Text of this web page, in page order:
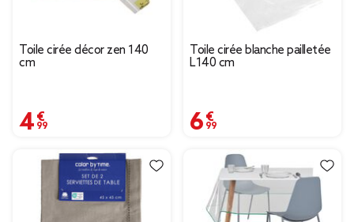
Toile cirée décor zen 140
cm
4,99 €
Toile cirée blanche pailletée
L140 cm
6,99 €